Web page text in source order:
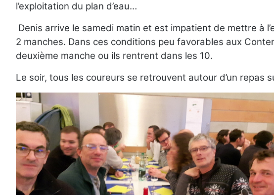
l’exploitation du plan d’eau…
Denis arrive le samedi matin et est impatient de mettre à
2 manches. Dans ces conditions peu favorables aux
deuxième manche ou ils rentrent dans les 10.
Le soir, tous les coureurs se retrouvent autour d’un repas